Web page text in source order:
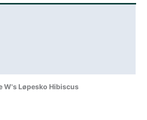
W's Løpesko Hibiscus